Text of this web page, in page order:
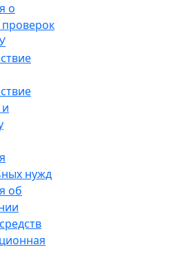
о
проверок
нужд
об